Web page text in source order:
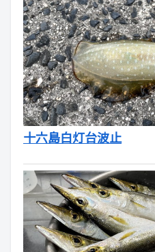
十六島白灯台波止